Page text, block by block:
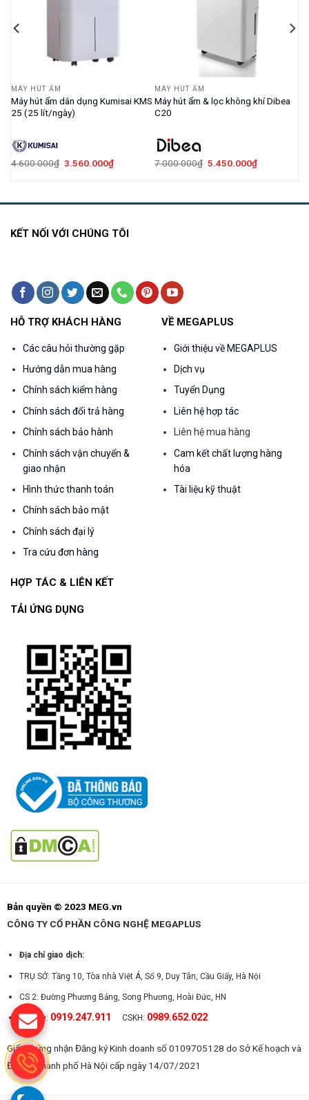
MÁY HÚT ẨM
Máy hút ẩm dân dụng Kumisai KMS
25 (25 lít/ngày)
4.600.000₫ Giá
3.560.000₫Giá
MÁY HÚT ẨM
Máy hút ẩm & lọc không khí Dibea
C20
7.000.000₫ Giá
5.450.000₫Giá
KẾT NỐI VỚI CHÚNG TÔI
HỖ TRỢ KHÁCH HÀNG
Các câu hỏi thường gặp
Hướng dẫn mua hàng
Chính sách kiểm hàng
Chính sách đổi trả hàng
Chính sách bảo hành
Chính sách vận chuyển &
giao nhận
Hình thức thanh toán
Chính sách bảo mật
Chính sách đại lý
Tra cứu đơn hàng
VỀ MEGAPLUS
Giới thiệu về MEGAPLUS
Dịch vụ
Tuyển Dụng
Liên hệ hợp tác
Liên hệ mua hàng
Cam kết chất lượng hàng
hóa
Tài liệu kỹ thuật
HỢP TÁC & LIÊN KẾT
TẢI ỨNG DỤNG
Bản quyền © 2023 MEG.vn
CÔNG TY CỔ PHẦN CÔNG NGHỆ MEGAPLUS
Địa chỉ giao dịch:
TRỤ SỞ: Tầng 10, Tòa nhà Việt Á, Số 9, Duy Tân, Cầu Giấy, Hà Nội
CS 2: Đường Phương Bảng, Song Phương, Hoài Đức, HN
Hotline: 0919.247.911 CSKH: 0989.652.022
Giấy chứng nhận Đăng ký Kinh doanh số 0109705128 do Sở Kế hoạch và
Đầu tư Thành phố Hà Nội cấp ngày 14/07/2021